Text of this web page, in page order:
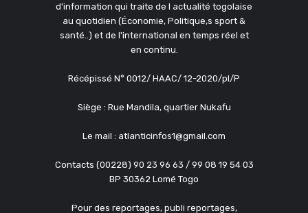
d'information qui traite de l actualité togolaise
au quotidien (Économie, Politique,s sport &
santé..) et de l'international en temps réel et
en continu.
Récépissé N° 0012/ HAAC/ 12-2020/pl/P
Siège : Rue Mandila, quartier Nukafu
Le mail : atlanticinfos1@gmail.com
Contacts (00228) 90 23 96 63 / 99 08 19 54 03
BP 30362 Lomé Togo
Pour des reportages, publi reportages,